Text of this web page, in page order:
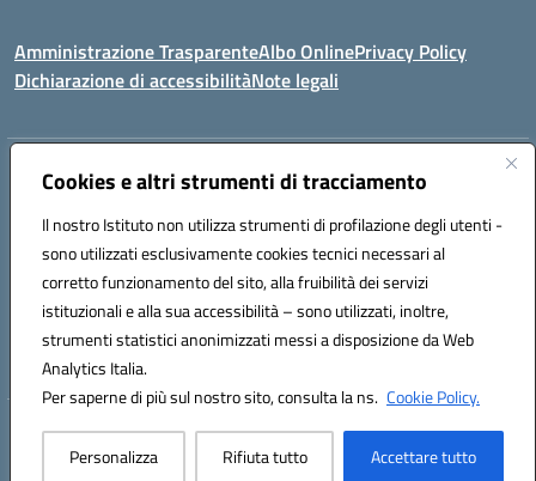
Cookies e altri strumenti di tracciamento
Il nostro Istituto non utilizza strumenti di profilazione degli utenti -
sono utilizzati esclusivamente cookies tecnici necessari al
corretto funzionamento del sito, alla fruibilità dei servizi
istituzionali e alla sua accessibilità – sono utilizzati, inoltre,
strumenti statistici anonimizzati messi a disposizione da Web
Analytics Italia.
Per saperne di più sul nostro sito, consulta la ns. Cookie Policy.
Personalizza Rifiuta tutto Accettare tutto
Amministrazione TrasparenteAlbo OnlinePrivacy Policy
Dichiarazione di accessibilitàNote legali
Indirizzo:Via Coniugi Crigna – Cap. 89861 – Tropea (VV)
Posta elettronica certificata (PEC):vvic82200d@pec.istruzione.it
Codice fiscale: 96012410799
Codice meccanografico:VVIC82200D
Codice Indice delle Pubbliche Amministrazioni (IPA): istsc_vvic82200d
Codice unico di fatturazione (CUF): UFUKAE
Hosting & Powered by 3D Solution S.r.l.
Concept & Design by Designers Italia